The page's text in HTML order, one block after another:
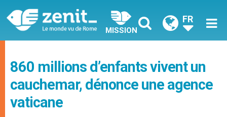
MISSION
FR
860 millions d’enfants vivent un
cauchemar, dénonce une agence
vaticane